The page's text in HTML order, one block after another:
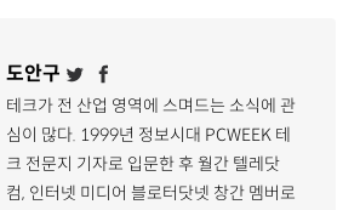
도안구
테크가 전 산업 영역에 스며드는 소식에 관
심이 많다. 1999년 정보시대 PCWEEK 테
크 전문지 기자로 입문한 후 월간 텔레닷
컴, 인터넷 미디어 블로터닷넷 창간 멤버로